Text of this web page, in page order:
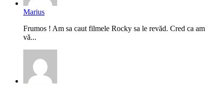
Marius
Frumos ! Am sa caut filmele Rocky sa le revăd. Cred ca am
vă...